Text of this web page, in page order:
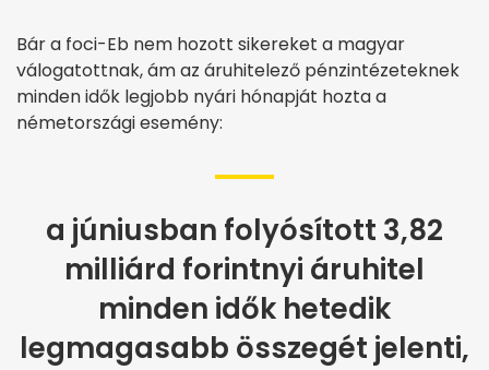
Bár a foci-Eb nem hozott sikereket a magyar
válogatottnak, ám az áruhitelező pénzintézeteknek
minden idők legjobb nyári hónapját hozta a
németországi esemény:
a júniusban folyósított 3,82
milliárd forintnyi áruhitel
minden idők hetedik
legmagasabb összegét jelenti,